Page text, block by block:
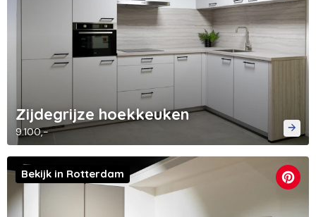
Zijdegrijze hoekkeuken
9.100,-
Bekijk in Rotterdam